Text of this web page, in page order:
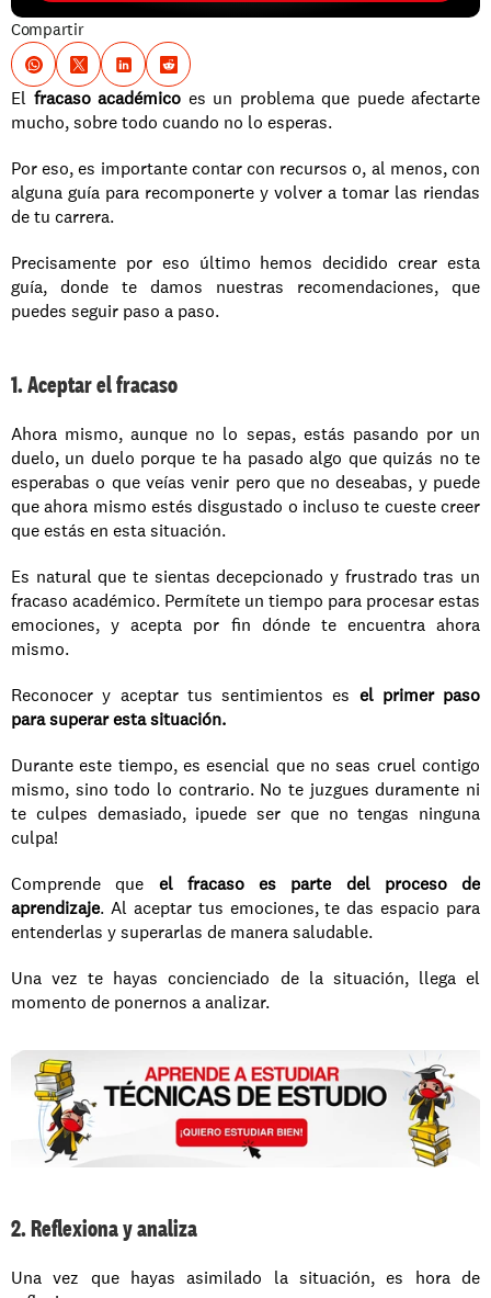
Compartir
El fracaso académico es un problema que puede afectarte
mucho, sobre todo cuando no lo esperas.
Por eso, es importante contar con recursos o, al menos, con
alguna guía para recomponerte y volver a tomar las riendas
de tu carrera.
Precisamente por eso último hemos decidido crear esta
guía, donde te damos nuestras recomendaciones, que
puedes seguir paso a paso.
1. Aceptar el fracaso
Ahora mismo, aunque no lo sepas, estás pasando por un
duelo, un duelo porque te ha pasado algo que quizás no te
esperabas o que veías venir pero que no deseabas, y puede
que ahora mismo estés disgustado o incluso te cueste creer
que estás en esta situación.
Es natural que te sientas decepcionado y frustrado tras un
fracaso académico. Permítete un tiempo para procesar estas
emociones, y acepta por fin dónde te encuentra ahora
mismo.
Reconocer y aceptar tus sentimientos es el primer paso
para superar esta situación.
Durante este tiempo, es esencial que no seas cruel contigo
mismo, sino todo lo contrario. No te juzgues duramente ni
te culpes demasiado, ¡puede ser que no tengas ninguna
culpa!
Comprende que el fracaso es parte del proceso de
aprendizaje. Al aceptar tus emociones, te das espacio para
entenderlas y superarlas de manera saludable.
Una vez te hayas concienciado de la situación, llega el
momento de ponernos a analizar.
2. Reflexiona y analiza
Una vez que hayas asimilado la situación, es hora de